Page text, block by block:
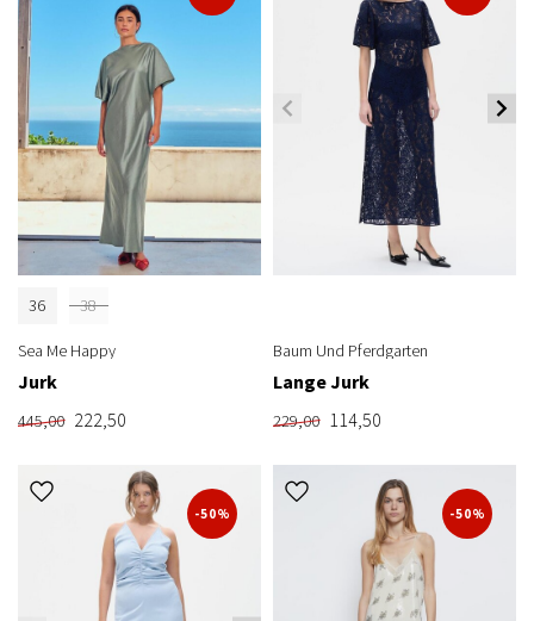
36 38
Sea Me Happy
Jurk
445,00 222,50
Baum Und Pferdgarten
Lange Jurk
229,00 114,50
-50% -50%